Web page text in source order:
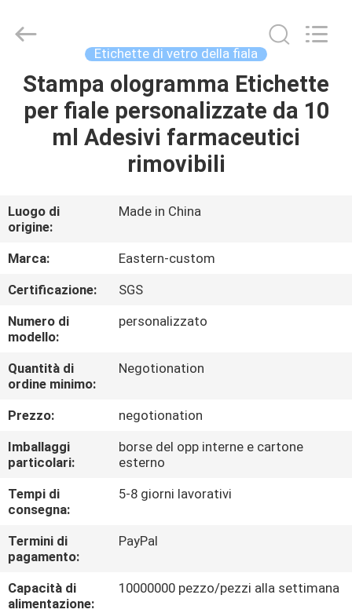
CASA
PRODOTTI
NOI
GIRO
DELLA
FABBRICA
CONTROLLO
DI
QUALITÀ
CONTATTICI
NOTIZIE
CASI
Industry
Reserved.
Etichette di vetro della fiala
Stampa ologramma Etichette
per fiale personalizzate da 10
ml Adesivi farmaceutici
rimovibili
Luogo di
origine:
Made in China
Marca:
Eastern-custom
Certificazione:
SGS
Numero di
modello:
personalizzato
Quantità di
ordine minimo:
Negotionation
Prezzo:
negotionation
Imballaggi
particolari:
borse del opp interne e cartone
esterno
Tempi di
consegna:
5-8 giorni lavorativi
Termini di
pagamento:
PayPal
Capacità di
alimentazione:
10000000 pezzo/pezzi alla settimana